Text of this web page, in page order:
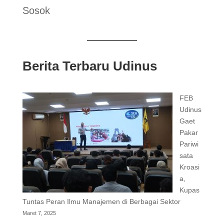
Sosok
Berita Terbaru Udinus
FEB
Udinus
Gaet
Pakar
Pariwi
sata
Kroasi
a,
Kupas
Tuntas Peran Ilmu Manajemen di Berbagai Sektor
Maret 7, 2025